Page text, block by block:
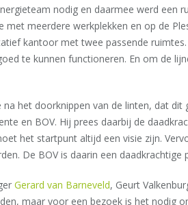
nodig en daarmee werd een
met meerdere werkplekken en op de
kantoor met twee passende ruimtes.
te kunnen functioneren. En om de
het doorknippen van de linten, dat
en BOV. Hij prees daarbij de
het startpunt altijd een visie zijn.
De BOV is daarin een daadkrachtige
Gerard van Barneveld, Geurt
maar voor een bezoek is het nodig